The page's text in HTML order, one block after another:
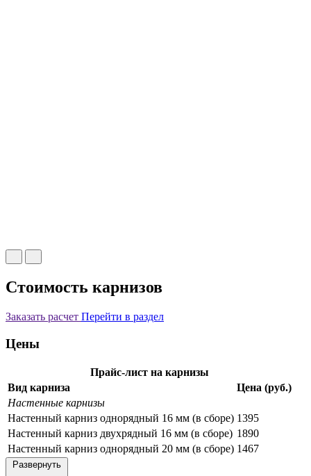
Стоимость карнизов
Заказать расчет Перейти в раздел
Цены
Прайс-лист на карнизы
Вид карниза
Цена (руб.)
Настенные карнизы
Настенный карниз однорядный 16 мм (в сборе) 1395
Настенный карниз двухрядный 16 мм (в сборе) 1890
Настенный карниз однорядный 20 мм (в сборе) 1467
Развернуть